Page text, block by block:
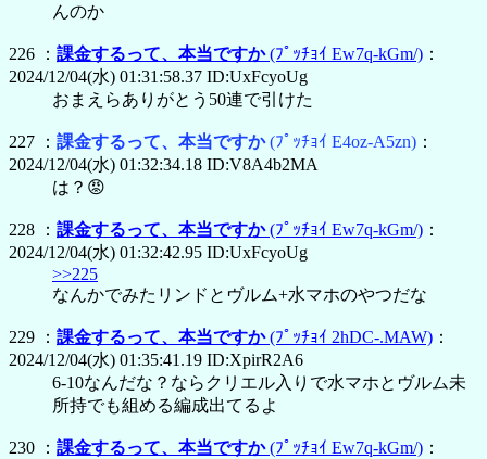
んのか
226 ： 課金するって、本当ですか(ﾌﾟｯﾁｮｲ Ew7q-kGm/) ：
2024/12/04(水) 01:31:58.37 ID:UxFcyoUg
おまえらありがとう50連で引けた
227 ： 課金するって、本当ですか(ﾌﾟｯﾁｮｲ E4oz-A5zn) ：
2024/12/04(水) 01:32:34.18 ID:V8A4b2MA
は？😡
228 ： 課金するって、本当ですか(ﾌﾟｯﾁｮｲ Ew7q-kGm/) ：
2024/12/04(水) 01:32:42.95 ID:UxFcyoUg
>>225
なんかでみたリンドとヴルム+水マホのやつだな
229 ： 課金するって、本当ですか(ﾌﾟｯﾁｮｲ 2hDC-.MAW) ：
2024/12/04(水) 01:35:41.19 ID:XpirR2A6
6-10なんだな？ならクリエル入りで水マホとヴルム未
所持でも組める編成出てるよ
230 ： 課金するって、本当ですか(ﾌﾟｯﾁｮｲ Ew7q-kGm/) ：